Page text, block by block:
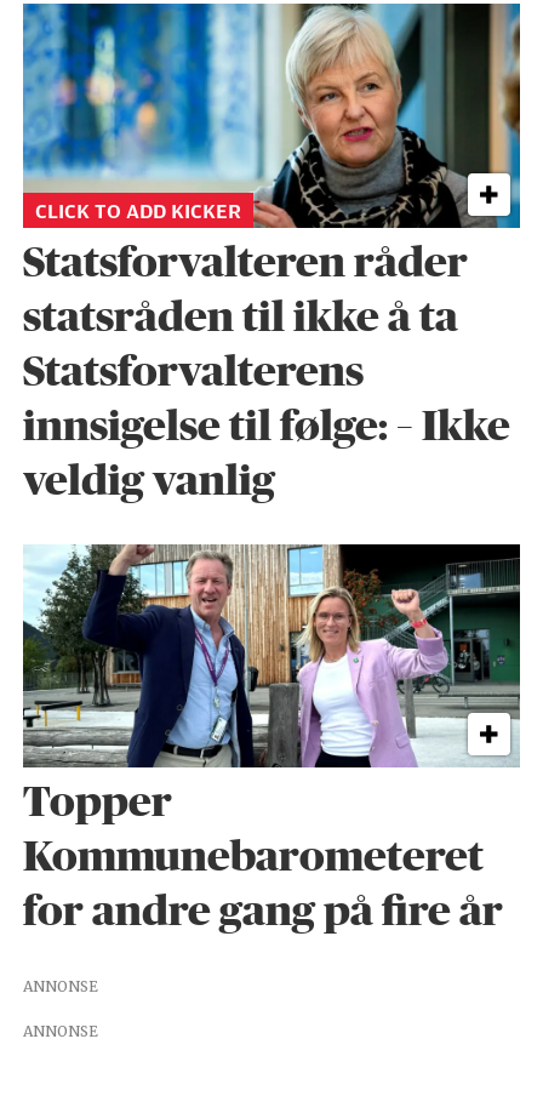
CLICK TO ADD KICKER
Statsforvalteren råder
statsråden til ikke å ta
Statsforvalterens
innsigelse til følge: – Ikke
veldig vanlig
Topper
Kommunebarometeret
for andre gang på fire år
ANNONSE
ANNONSE